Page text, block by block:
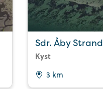
Sdr. Åby Strand
Kyst
3 km